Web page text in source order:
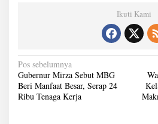
Ikuti Kami
N
a
v
Pos sebelumnya
Gubernur Mirza Sebut MBG
Beri Manfaat Besar, Serap 24
Ribu Tenaga Kerja